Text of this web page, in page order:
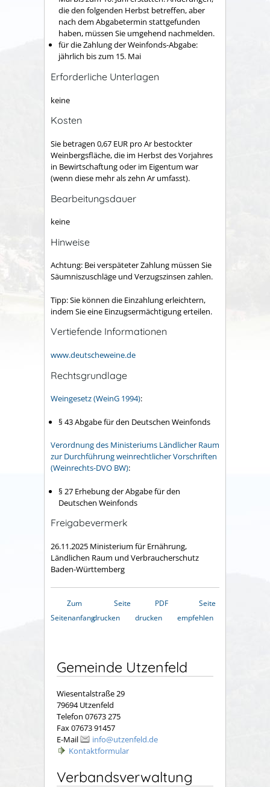
die den folgenden Herbst betreffen, aber
nach dem Abgabetermin stattgefunden
haben, müssen Sie umgehend nachmelden.
für die Zahlung der Weinfonds-Abgabe:
jährlich bis zum 15. Mai
Erforderliche Unterlagen
keine
Kosten
Sie betragen 0,67 EUR pro Ar bestockter
Weinbergsfläche, die im Herbst des Vorjahres
in Bewirtschaftung oder im Eigentum war
(wenn diese mehr als zehn Ar umfasst).
Bearbeitungsdauer
keine
Hinweise
Achtung: Bei verspäteter Zahlung müssen Sie
Säumniszuschläge und Verzugszinsen zahlen.
Tipp:Sie können die Einzahlung erleichtern,
indem Sie eine Einzugsermächtigung erteilen.
Vertiefende Informationen
www.deutscheweine.de
Rechtsgrundlage
Weingesetz (WeinG 1994):
§ 43 Abgabe für den Deutschen Weinfonds
Verordnung des Ministeriums Ländlicher Raum
zur Durchführung weinrechtlicher Vorschriften
(Weinrechts-DVO BW):
§ 27 Erhebung der Abgabe für den
Deutschen Weinfonds
Freigabevermerk
26.11.2025 Ministerium für Ernährung,
Ländlichen Raum und Verbraucherschutz
Baden-Württemberg
Zum
Seitenanfang
Seite
drucken
PDF
drucken
Seite
empfehlen
Gemeinde Utzenfeld
Wiesentalstraße 29
79694 Utzenfeld
Telefon 07673 275
Fax 07673 91457
E-Mail
info@utzenfeld.de
Kontaktformular
Verbandsverwaltung